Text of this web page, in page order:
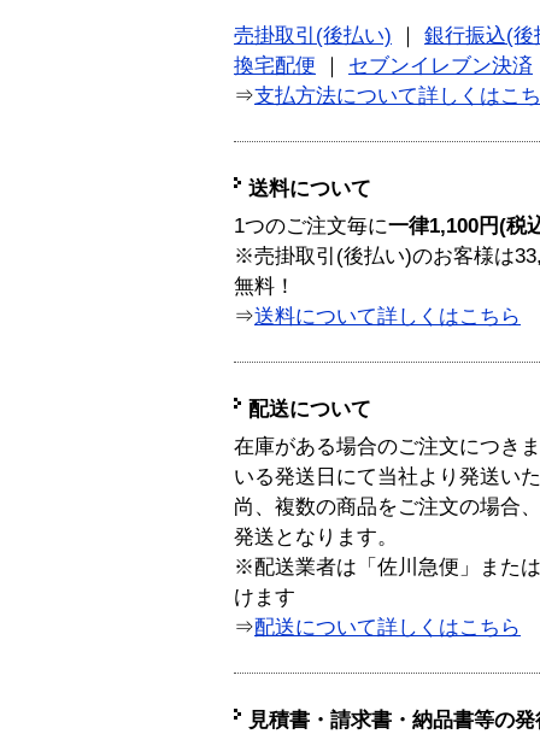
売掛取引(後払い)
銀行振込(後
換宅配便
セブンイレブン決済
⇒支払方法について詳しくはこ
送料について
1つのご注文毎に一律1,100円(税
※売掛取引(後払い)のお客様は
無料！
⇒送料について詳しくはこちら
配送について
在庫がある場合のご注文につき
いる発送日にて当社より発送い
尚、複数の商品をご注文の場合
発送となります。
※配送業者は「佐川急便」また
けます
⇒配送について詳しくはこちら
見積書・請求書・納品書等の